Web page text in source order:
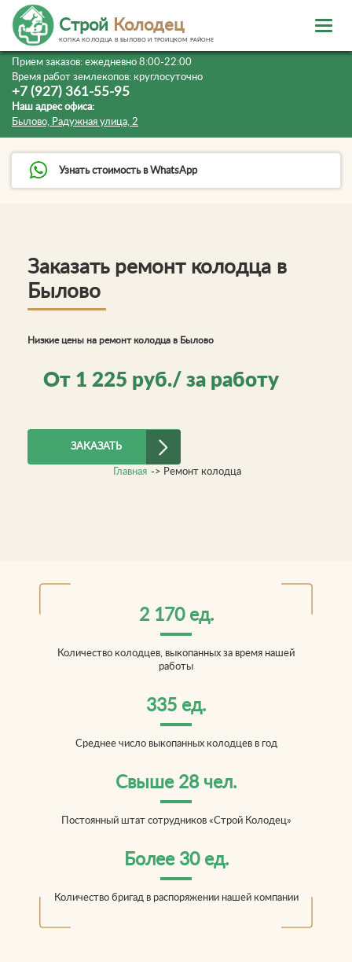
Прием заказов: ежедневно 8:00-22:00
Время работ землекопов: круглосуточно
+7 (927) 361-55-95
Наш адрес офиса:
Былово, Радужная улица, 2
Узнать стоимость в WhatsApp
Строй Колодец
КОПКА КОЛОДЦА В БЫЛОВО И ТРОИЦКОМ РАЙОНЕ
Заказать ремонт колодца в
Былово
Низкие цены на ремонт колодца в Былово
От 1 225 руб./ за работу
ЗАКАЗАТЬ
Главная -> Ремонт колодца
2 170 ед.
Количество колодцев, выкопанных за время нашей
работы
335 ед.
Среднее число выкопанных колодцев в год
Свыше 28 чел.
Постоянный штат сотрудников «Строй Колодец»
Более 30 ед.
Количество бригад в распоряжении нашей компании